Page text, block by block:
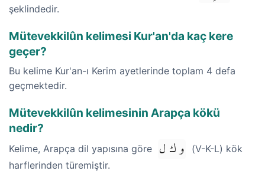
şeklindedir.
Mütevekkilûn kelimesi Kur'an'da kaç kere
geçer?
Bu kelime Kur'an-ı Kerim ayetlerinde toplam 4 defa
geçmektedir.
Mütevekkilûn kelimesinin Arapça kökü
nedir?
Kelime, Arapça dil yapısına göre و ك ل
(V-K-L) kök
harflerinden türemiştir.